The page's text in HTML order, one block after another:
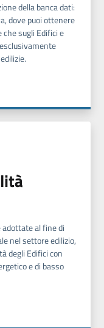
della banca dati:
dove puoi ottenere
sugli Edifici e
al fine di
nel settore edilizio,
degli Edifici con
e di basso